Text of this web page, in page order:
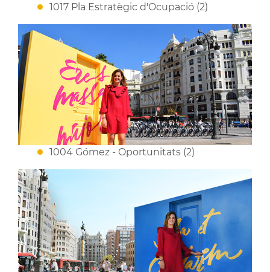
1017 Pla Estratègic d'Ocupació (2)
1004 Gómez - Oportunitats (2)